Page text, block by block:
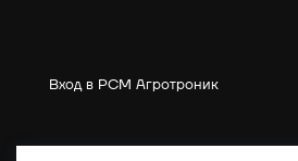
Вход в РСМ Агротроник